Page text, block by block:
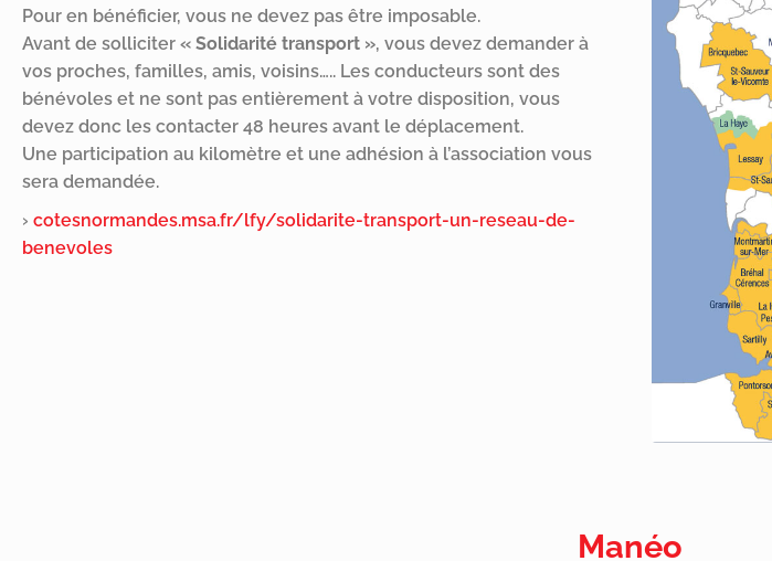
Pour en bénéficier, vous ne devez pas être imposable.
Avant de solliciter « Solidarité transport », vous devez demander à
vos proches, familles, amis, voisins….. Les conducteurs sont des
bénévoles et ne sont pas entièrement à votre disposition, vous
devez donc les contacter 48 heures avant le déplacement.
Une participation au kilomètre et une adhésion à l’association vous
sera demandée.
› cotesnormandes.msa.fr/lfy/solidarite-transport-un-reseau-de-
benevoles
Manéo